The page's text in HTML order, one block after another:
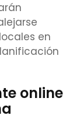
en
online